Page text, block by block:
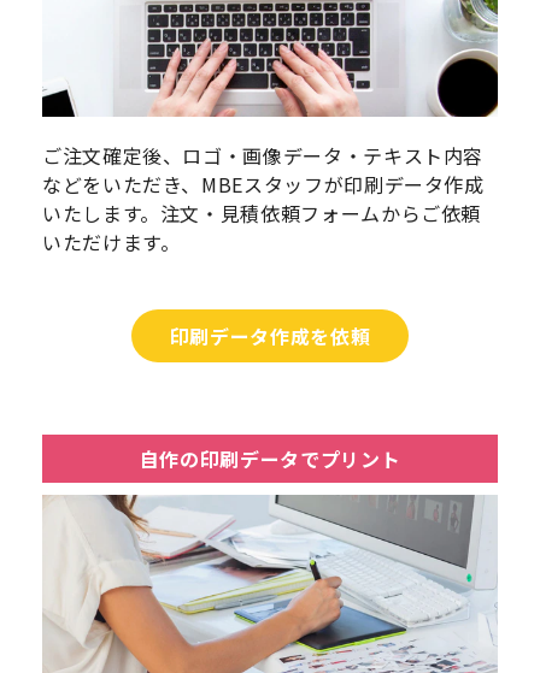
ご注文確定後、ロゴ・画像データ・テキスト内容
などをいただき、MBEスタッフが印刷データ作成
いたします。注文・見積依頼フォームからご依頼
いただけます。
印刷データ作成を依頼
自作の印刷データでプリント